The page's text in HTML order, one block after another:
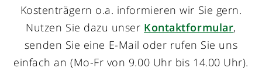
Kostenträgern o.a. informieren wir Sie gern.
Nutzen Sie dazu unser Kontaktformular,
senden Sie eine E-Mail oder rufen Sie uns
einfach an (Mo-Fr von 9.00 Uhr bis 14.00 Uhr).